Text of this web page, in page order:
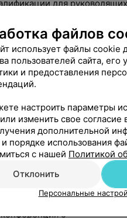
для руководящих
«Ранняя диагностика
ГУ «Республиканский
медицинской радиологии
и конференциях:
паллиативной помощи в
с
хирургии», г.
«Актуальные
онкопатологии», г.
с
файлов
использует файлы cookie
пользователей сайта, его
и предоставления
настроить параметры
изменить свое согласие
дополнительной
и порядке использования
с нашей Политикой
Отклонить
Персональные